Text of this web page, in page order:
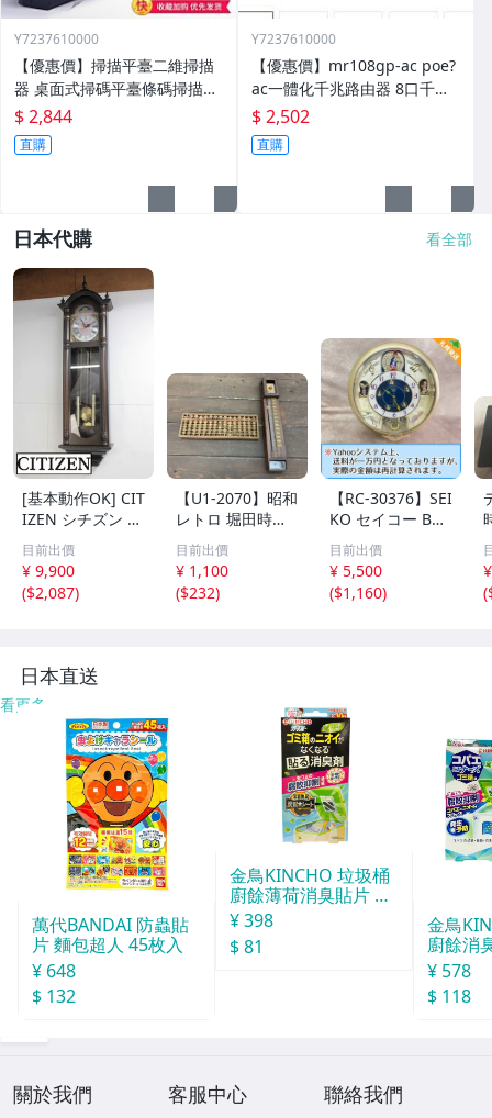
Y7237610000
【優惠價】掃描平臺二維掃描
器 桌面式掃碼平臺條碼掃描器
手機支付超市收銀
$ 2,844
直購
Y7237610000
【優惠價】mr108gp-ac poe?
ac一體化千兆路由器 8口千兆
一體化機 108gp
$ 2,502
直購
日本代購 看全部
[基本動作OK] CIT
IZEN シチズン リ
ズム時計 掛時計
柱時計 置時計 電
池式 ビンテージ
アンティーク レ
目前出價
¥ 9,900
($2,087)
【U1-2070】昭和
レトロ 堀田時計
店 水晶和時計 尺
時計 掛け 木製 そ
ろばん アンティ
ーク 雑貨まとめ
目前出價
¥ 1,100
($232)
【RC-30376】SEI
KO セイコー BC1
10G 壁掛け時計
からくり時計 Wa
ve Symphony ウ
ェーブシンフォニ
目前出價
¥ 5,500
($1,160)
(
日本直送
看更多
萬代BANDAI 防蟲貼
片 麵包超人 45枚入
¥ 648
$ 132
金鳥KINCHO 垃圾桶
廚餘薄荷消臭貼片 約
30天分
¥ 398
$ 81
金鳥
廚餘消
分
¥ 578
$ 118
關於我們 客服中心 聯絡我們